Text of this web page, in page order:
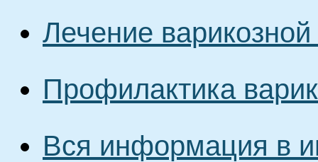
Лечение
Профилактика
Вся информация в